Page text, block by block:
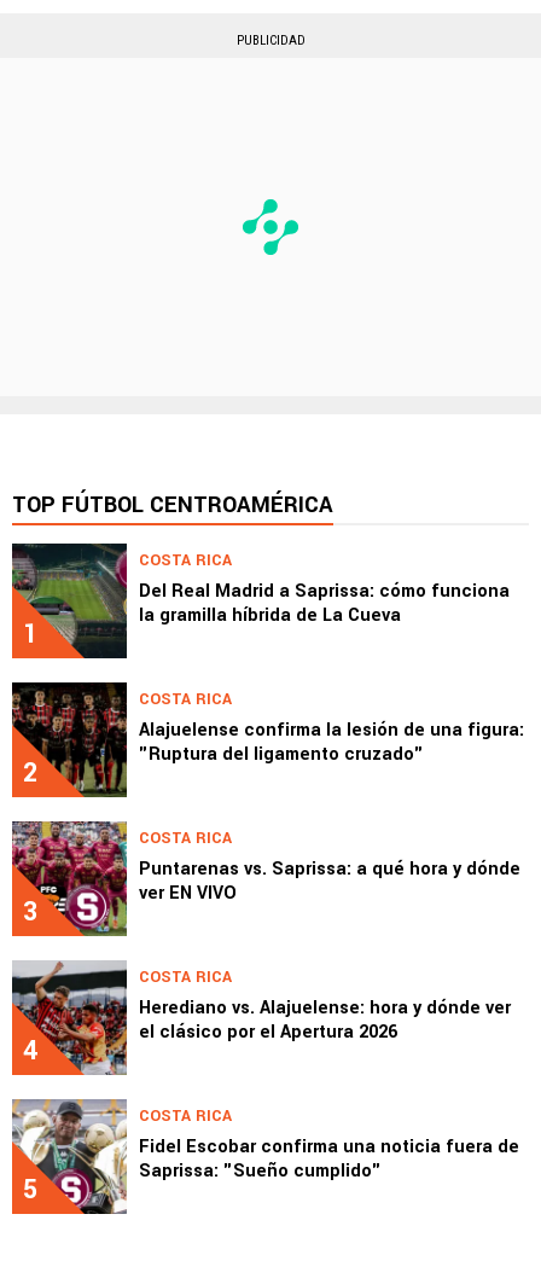
PUBLICIDAD
TOP FÚTBOL CENTROAMÉRICA
1
COSTA RICA
Del Real Madrid a Saprissa: cómo funciona
la gramilla híbrida de La Cueva
2
COSTA RICA
Alajuelense confirma la lesión de una figura:
"Ruptura del ligamento cruzado"
3
COSTA RICA
Puntarenas vs. Saprissa: a qué hora y dónde
ver EN VIVO
4
COSTA RICA
Herediano vs. Alajuelense: hora y dónde ver
el clásico por el Apertura 2026
5
COSTA RICA
Fidel Escobar confirma una noticia fuera de
Saprissa: "Sueño cumplido"